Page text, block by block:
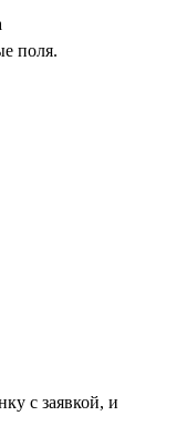
поля.
с заявкой, и